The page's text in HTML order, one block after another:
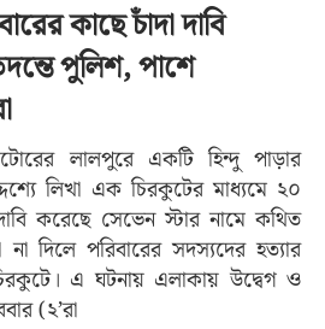
কাছে চাঁদা দাবি
পুলিশ, পাশে
লালপুরে একটি হিন্দু পাড়ার
লিখা এক চিরকুটের মাধ্যমে ২০
করেছে সেভেন স্টার নামে কথিত
দিলে পরিবারের সদস্যদের হত্যার
এ ঘটনায় এলাকায় উদ্বেগ ও
(২’রা